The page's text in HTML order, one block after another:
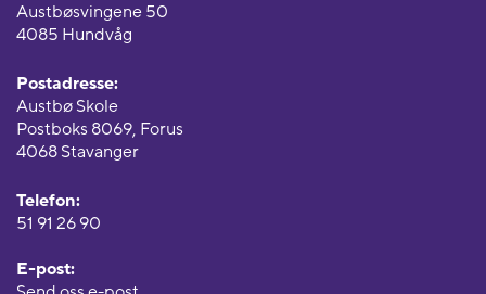
Austbøsvingene 50
4085 Hundvåg
Postadresse:
Austbø Skole
Postboks 8069, Forus
4068 Stavanger
Telefon:
51 91 26 90
E-post: